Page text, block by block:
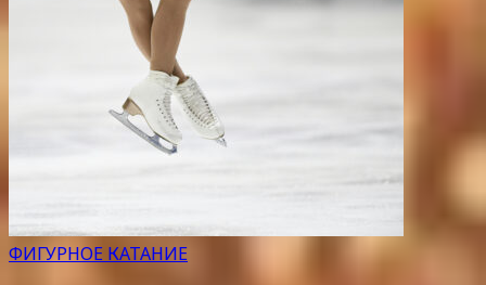
ФИГУРНОЕ КАТАНИЕ